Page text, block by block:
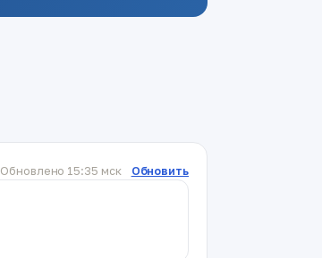
Обновлено 15:35 мск Обновить